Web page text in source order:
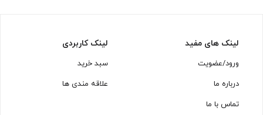
لینک های مفید
ورود/عضویت
درباره ما
تماس با ما
لینک کاربردی
سبد خرید
علاقه مندی ها